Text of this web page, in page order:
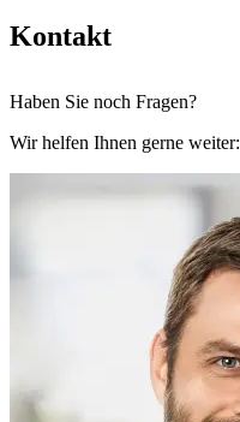
Kontakt
Haben Sie noch Fragen?
Wir helfen Ihnen gerne weiter: